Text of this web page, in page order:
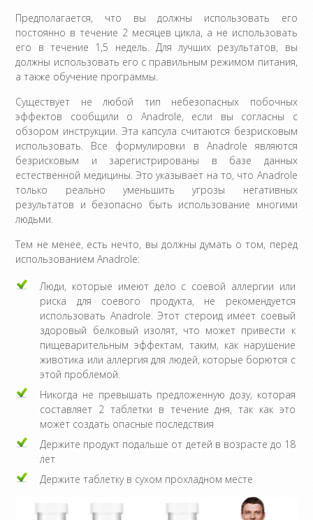
Предполагается, что вы должны использовать его
постоянно в течение 2 месяцев цикла, а не использовать
его в течение 1,5 недель. Для лучших результатов, вы
должны использовать его с правильным режимом питания,
а также обучение программы.
Существует не любой тип небезопасных побочных
эффектов сообщили о Anadrole, если вы согласны с
обзором инструкции. Эта капсула считаются безрисковым
использовать. Все формулировки в Anadrole являются
безрисковым и зарегистрированы в базе данных
естественной медицины. Это указывает на то, что Anadrole
только реально уменьшить угрозы негативных
результатов и безопасно быть использование многими
людьми.
Тем не менее, есть нечто, вы должны думать о том, перед
использованием Anadrole:
Люди, которые имеют дело с соевой аллергии или
риска для соевого продукта, не рекомендуется
использовать Anadrole. Этот стероид имеет соевый
здоровый белковый изолят, что может привести к
пищеварительным эффектам, таким, как нарушение
животика или аллергия для людей, которые борются с
этой проблемой.
Никогда не превышать предложенную дозу, которая
составляет 2 таблетки в течение дня, так как это
может создать опасные последствия
Держите продукт подальше от детей в возрасте до 18
лет
Держите таблетку в сухом прохладном месте